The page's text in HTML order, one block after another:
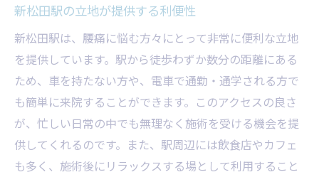
ジを発見
腰痛の原因とマッサージの関係性
効果的な施術の選び方
短期間で感じる改善の兆し
腰痛に特化したプランの紹介
新松田駅近くのオススメ施術法
施術後のアフターケアの重要性
新松田駅の立地が提供する利便性
新松田駅は、腰痛に悩む方々にとって非常に便利な立地
を提供しています。駅から徒歩わずか数分の距離にある
ため、車を持たない方や、電車で通勤・通学される方で
も簡単に来院することができます。このアクセスの良さ
が、忙しい日常の中でも無理なく施術を受ける機会を提
供してくれるのです。また、駅周辺には飲食店やカフェ
も多く、施術後にリラックスする場として利用すること